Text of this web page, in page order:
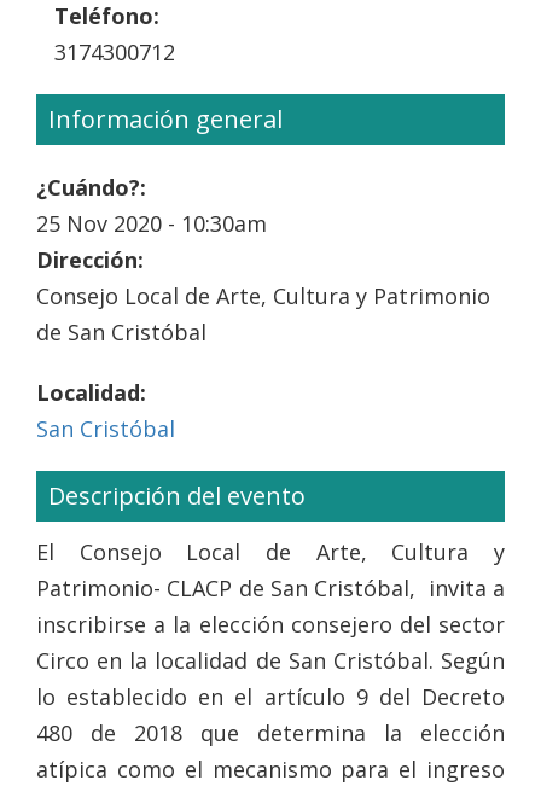
Teléfono:
3174300712
Información general
¿Cuándo?:
25 Nov 2020 - 10:30am
Dirección:
Consejo Local de Arte, Cultura y Patrimonio
de San Cristóbal
Localidad:
San Cristóbal
Descripción del evento
El Consejo Local de Arte, Cultura y
Patrimonio- CLACP de San Cristóbal, invita a
inscribirse a la elección consejero del sector
Circo en la localidad de San Cristóbal. Según
lo establecido en el artículo 9 del Decreto
480 de 2018 que determina la elección
atípica como el mecanismo para el ingreso